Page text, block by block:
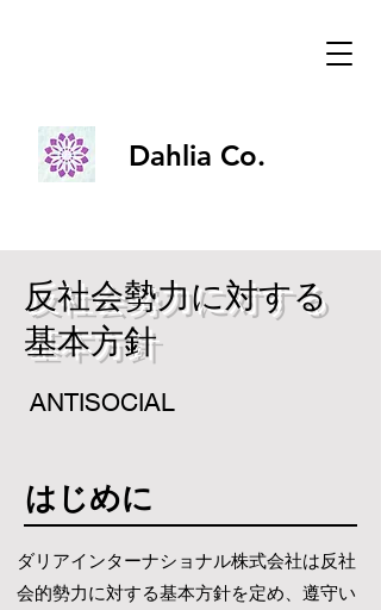
Dahlia Co.
Dahlia Co.
反社会勢力に対する
基本方針
ANTISOCIAL
はじめに
ダリアインターナショナル株式会社は反社
会的勢力に対する基本方針を定め、遵守い